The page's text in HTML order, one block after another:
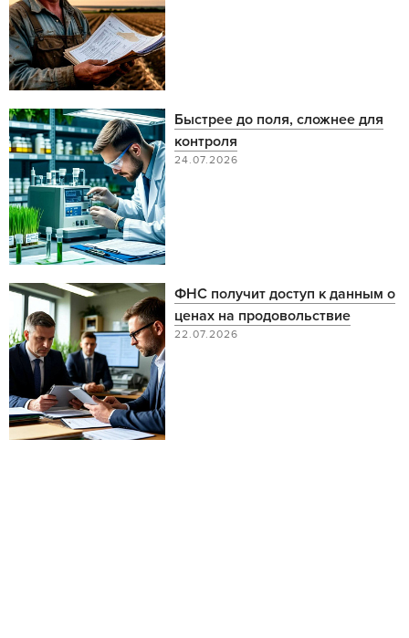
Быстрее до поля, сложнее для
контроля
24.07.2026
ФНС получит доступ к данным о
ценах на продовольствие
22.07.2026